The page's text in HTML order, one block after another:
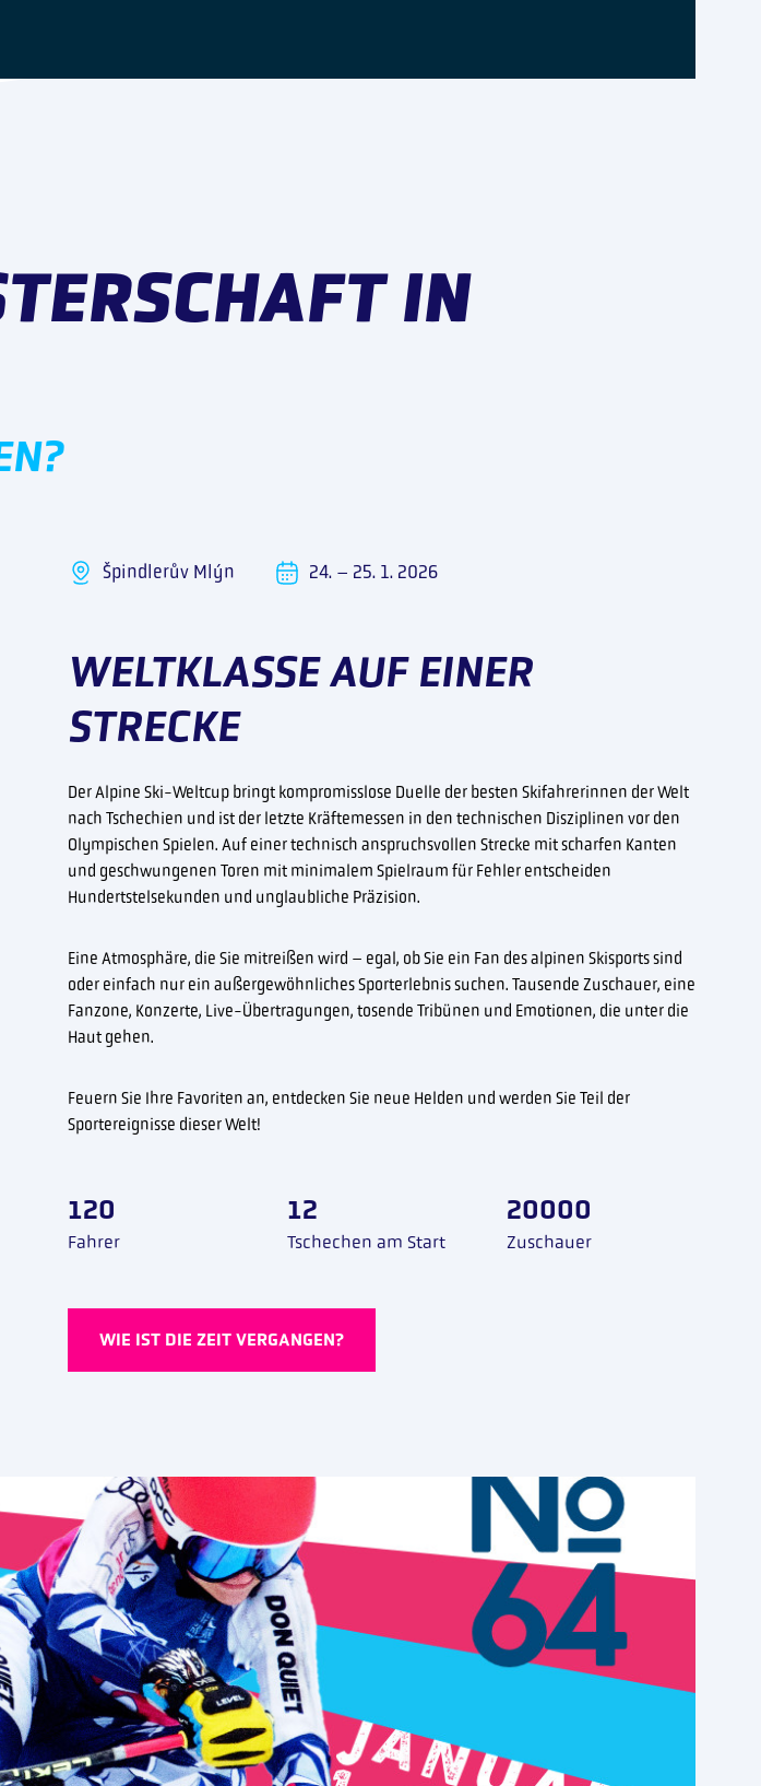
IN
Špindlerův Mlýn 24. – 25. 1. 2026
WELTKLASSE AUF EINER
STRECKE
Der Alpine Ski-Weltcup bringt kompromisslose Duelle der besten Skifahrerinnen der Welt
nach Tschechien und ist der letzte Kräftemessen in den technischen Disziplinen vor den
Olympischen Spielen. Auf einer technisch anspruchsvollen Strecke mit scharfen Kanten
und geschwungenen Toren mit minimalem Spielraum für Fehler entscheiden
Hundertstelsekunden und unglaubliche Präzision.
Eine Atmosphäre, die Sie mitreißen wird – egal, ob Sie ein Fan des alpinen Skisports sind
oder einfach nur ein außergewöhnliches Sporterlebnis suchen. Tausende Zuschauer, eine
Fanzone, Konzerte, Live-Übertragungen, tosende Tribünen und Emotionen, die unter die
Haut gehen.
Feuern Sie Ihre Favoriten an, entdecken Sie neue Helden und werden Sie Teil der
Sportereignisse dieser Welt!
120
Fahrer
12
Tschechen am Start
20000
Zuschauer
WIE IST DIE ZEIT VERGANGEN?